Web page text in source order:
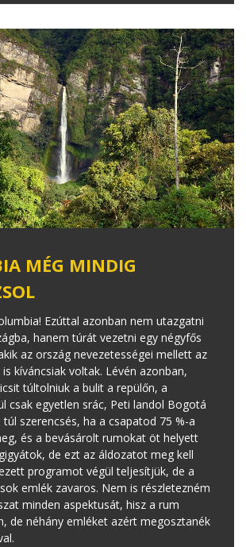
MÉG MINDIG
Ezúttal azonban nem utazgatni
hanem túrát vezetni egy négyfős
az ország nevezetességei mellett az
kíváncsiak voltak. Lévén azonban,
túltolniuk a bulit a repülőn, a
csak egyetlen srác, Peti landol Bogotá
szerencsés, ha a csapatod 75 %-a
és a bevásárolt rumokat öt helyett
de ezt az áldozatot meg kell
programot végül teljesítjük, de a
emlék zavaros. Nem is részletezném
minden aspektusát, hisz a rum
de néhány emléket azért megosztanék